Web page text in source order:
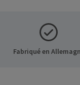
fabricant:
Co. KG Auf
Büchen
Fabriqué en